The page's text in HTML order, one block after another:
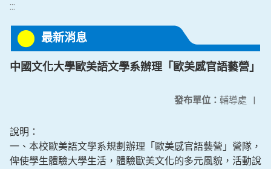
:::
最新消息
中國文化大學歐美語文學系辦理「歐美感官語藝營」
發布單位： 輔導處 |
說明：
一、本校歐美語文學系規劃辦理「歐美感官語藝營」營隊，
俾使學生體驗大學生活，體驗歐美文化的多元風貌，活動說